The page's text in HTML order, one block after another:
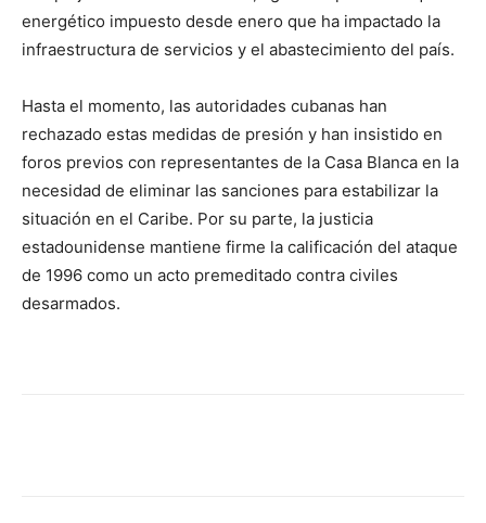
energético impuesto desde enero que ha impactado la
infraestructura de servicios y el abastecimiento del país.
Hasta el momento, las autoridades cubanas han
rechazado estas medidas de presión y han insistido en
foros previos con representantes de la Casa Blanca en la
necesidad de eliminar las sanciones para estabilizar la
situación en el Caribe. Por su parte, la justicia
estadounidense mantiene firme la calificación del ataque
de 1996 como un acto premeditado contra civiles
desarmados.